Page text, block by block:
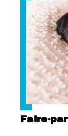
Faire-